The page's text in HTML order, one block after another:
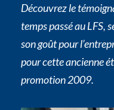
Découvrez le
temps passé au LFS,
son goût pour
pour cette ancienne
promotion 2009.